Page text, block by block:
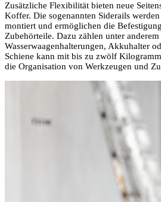
Zusätzliche Flexibilität bieten neue
Koffer. Die sogenannten Siderails
montiert und ermöglichen die
Zubehörteile. Dazu zählen unter
Wasserwaagenhalterungen, Akkuhalter
Schiene kann mit bis zu zwölf
die Organisation von Werkzeugen und